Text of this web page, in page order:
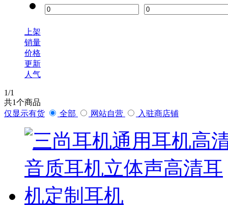
上架
销量
价格
更新
人气
1/1
共1个商品
仅显示有货
全部 网站自营 入驻商店铺